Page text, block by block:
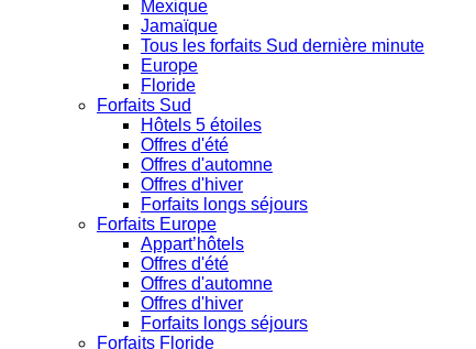
Mexique
Jamaïque
Tous les forfaits Sud dernière minute
Europe
Floride
Forfaits Sud
Hôtels 5 étoiles
Offres d'été
Offres d'automne
Offres d'hiver
Forfaits longs séjours
Forfaits Europe
Appart’hôtels
Offres d'été
Offres d'automne
Offres d'hiver
Forfaits longs séjours
Forfaits Floride